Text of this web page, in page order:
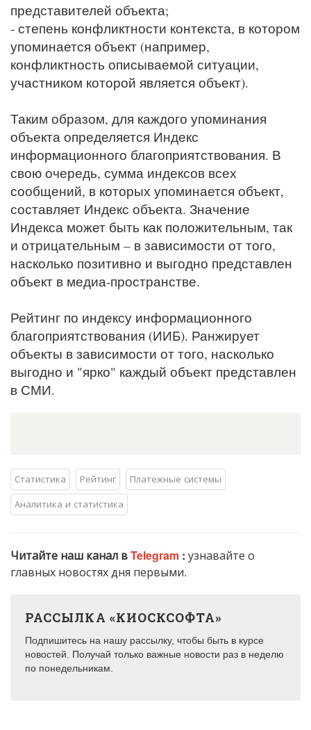
представителей объекта;
- степень конфликтности контекста, в котором
упоминается объект (например,
конфликтность описываемой ситуации,
участником которой является объект).
Таким образом, для каждого упоминания
объекта определяется Индекс
информационного благоприятствования. В
свою очередь, сумма индексов всех
сообщений, в которых упоминается объект,
составляет Индекс объекта. Значение
Индекса может быть как положительным, так
и отрицательным – в зависимости от того,
насколько позитивно и выгодно представлен
объект в медиа-пространстве.
Рейтинг по индексу информационного
благоприятствования (ИИБ). Ранжирует
объекты в зависимости от того, насколько
выгодно и "ярко" каждый объект представлен
в СМИ.
Статистика Рейтинг
Платежные системы
Аналитика и статистика
Читайте наш канал вTelegram : узнавайте о
главных новостях дня первыми.
РАССЫЛКА «КИОСКСОФТА»
Подпишитесь на нашу рассылку, чтобы быть в курсе
новостей. Получай только важные новости раз в неделю
по понедельникам.